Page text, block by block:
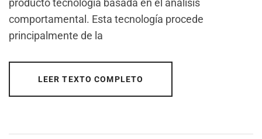
producto tecnología basada en el análisis
comportamental. Esta tecnología procede
principalmente de la
LEER TEXTO COMPLETO